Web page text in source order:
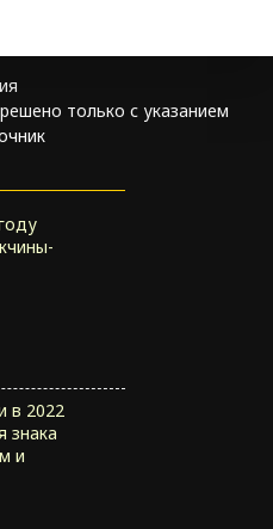
только с указанием
в 2022
знака
и